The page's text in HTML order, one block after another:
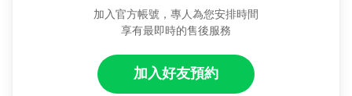
加入官方帳號，專人為您安排時間
享有最即時的售後服務
加入好友預約